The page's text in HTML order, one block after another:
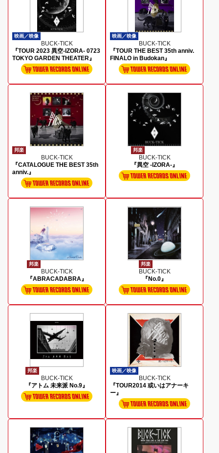
映画／映像
BUCK-TICK
『TOUR 2023 異空-IZORA- 0723
TOKYO GARDEN THEATER』
映画／映像
BUCK-TICK
『TOUR THE BEST 35th anniv.
FINALO in Budokan』
邦楽
BUCK-TICK
『CATALOGUE THE BEST 35th
anniv.』
邦楽
BUCK-TICK
『異空 -IZORA-』
邦楽
BUCK-TICK
『ABRACADABRA』
邦楽
BUCK-TICK
『No.0』
邦楽
BUCK-TICK
『アトム 未来派 No.9』
映画／映像
BUCK-TICK
『TOUR2014 或いはアナーキ
ー』